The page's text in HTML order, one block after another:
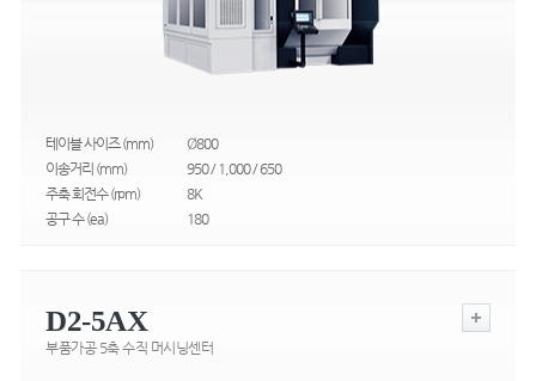
테이블 사이즈 (mm)
Ø800
이송거리 (mm)
950 / 1,000 / 650
주축 회전수 (rpm)
8K
공구 수 (ea)
180
D2-5AX
부품가공 5축 수직 머시닝센터